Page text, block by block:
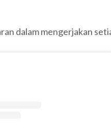
dalam mengerjakan